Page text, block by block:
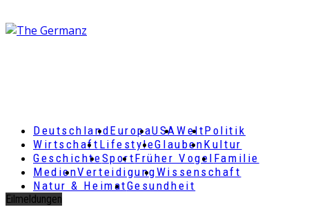
DeutschlandEuropaUSAWeltPolitik
Wirtschaft LifestyleGlaubenKultur
GeschichteSportFrüher Vogel Familie
MedienVerteidigungWissenschaft
Natur & HeimatGesundheit
Eilmeldungen